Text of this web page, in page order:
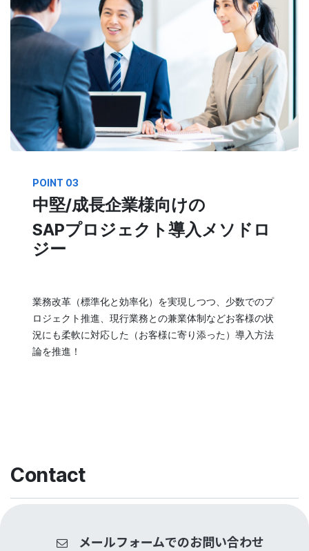
POINT 03
中堅/成長企業様向けの
SAPプロジェクト導入メソドロ
ジー
業務改革（標準化と効率化）を実現しつつ、少数でのプ
ロジェクト推進、現行業務との兼業体制などお客様の状
況にも柔軟に対応した（お客様に寄り添った）導入方法
論を推進！
Contact
メールフォームでのお問い合わせ